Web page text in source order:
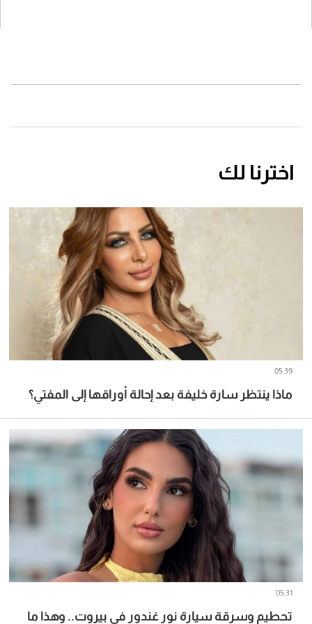
اخترنا لك
ماذا ينتظر سارة خليفة بعد إحالة أوراقها إلى المفتي؟
05:39
تحطيم وسرقة سيارة نور غندور في بيروت.. وهذا ما
05:31